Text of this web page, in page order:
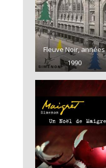
Fleuve Noir, années
1990